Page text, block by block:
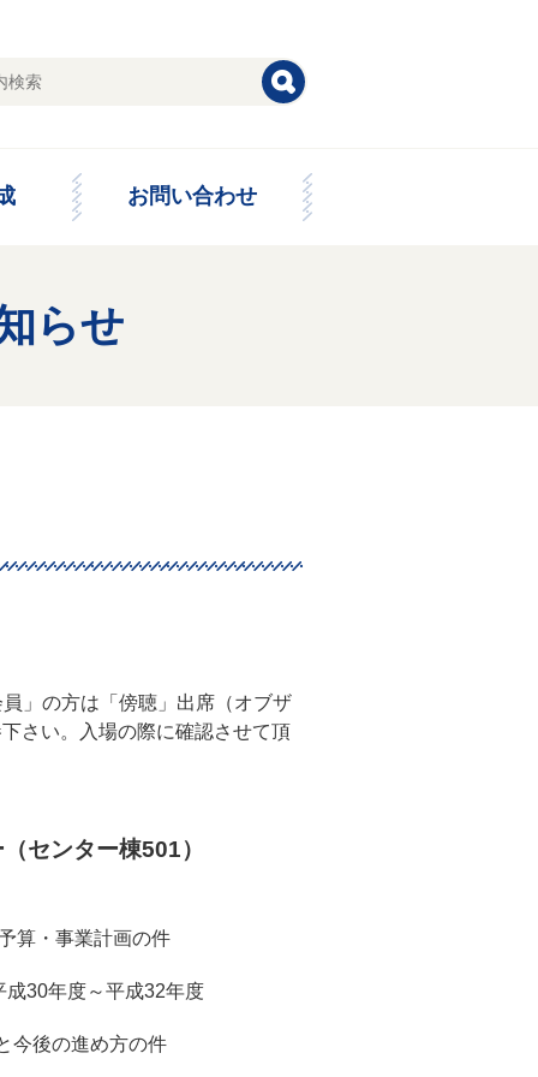
お問い合わせ
らせ
」の方は「傍聴」出席（オブザ
さい。入場の際に確認させて頂
センター棟501）
算・事業計画の件
年度～平成32年度
今後の進め方の件